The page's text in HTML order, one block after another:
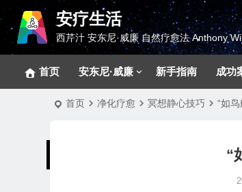
安疗生活
西芹汁 安东尼·威廉 自然疗愈法 Anthony
首页 安东尼·威廉 新手指南 成功
首页 净化疗愈 冥想静心技巧 “如
“